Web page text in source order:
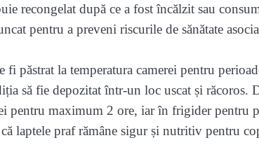
recongelat după ce a fost încălzit sau
pentru a preveni riscurile de sănătate
fi păstrat la temperatura camerei pentru
să fie depozitat într-un loc uscat și răcoros.
pentru maximum 2 ore, iar în frigider pentru
laptele praf rămâne sigur și nutritiv pentru